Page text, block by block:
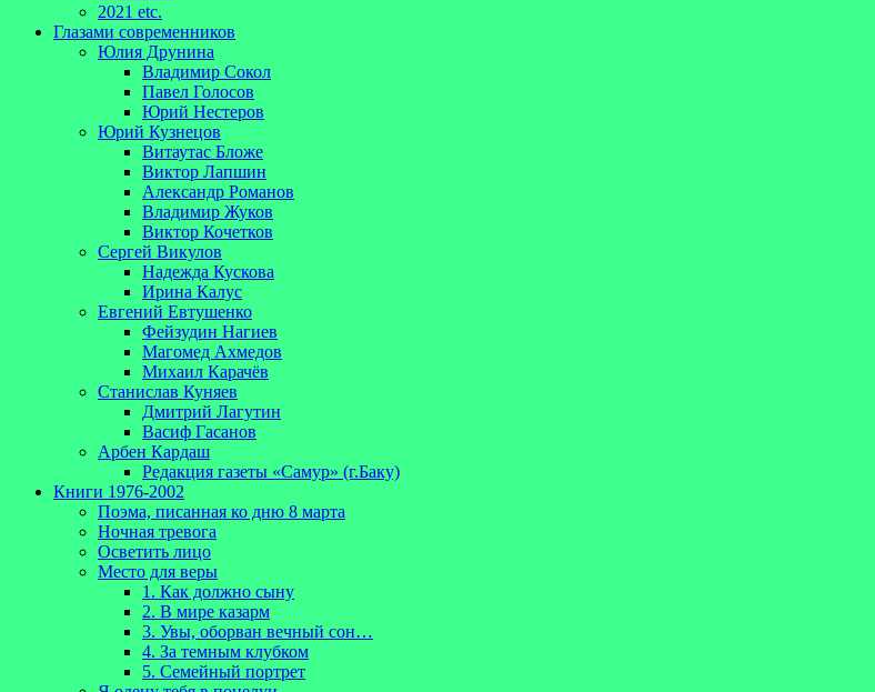
2021 etc.
Глазами современников
Юлия Друнина
Владимир Сокол
Павел Голосов
Юрий Нестеров
Юрий Кузнецов
Витаутас Бложе
Виктор Лапшин
Александр Романов
Владимир Жуков
Виктор Кочетков
Сергей Викулов
Надежда Кускова
Ирина Калус
Евгений Евтушенко
Фейзудин Нагиев
Магомед Ахмедов
Михаил Карачёв
Станислав Куняев
Дмитрий Лагутин
Васиф Гасанов
Арбен Кардаш
Редакция газеты «Самур» (г.Баку)
Книги 1976-2002
Поэма, писанная ко дню 8 марта
Ночная тревога
Осветить лицо
Место для веры
1. Как должно сыну
2. В мире казарм
3. Увы, оборван вечный сон…
4. За темным клубком
5. Семейный портрет